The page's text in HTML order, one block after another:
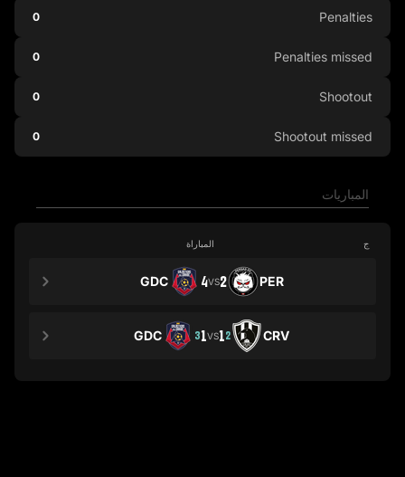
المباريات
ج المباراة
PER
2
VS
4
GDC
CRV
2
1
VS
1
3
GDC
Penalties
0
Penalties missed
0
Shootout
0
Shootout missed
0